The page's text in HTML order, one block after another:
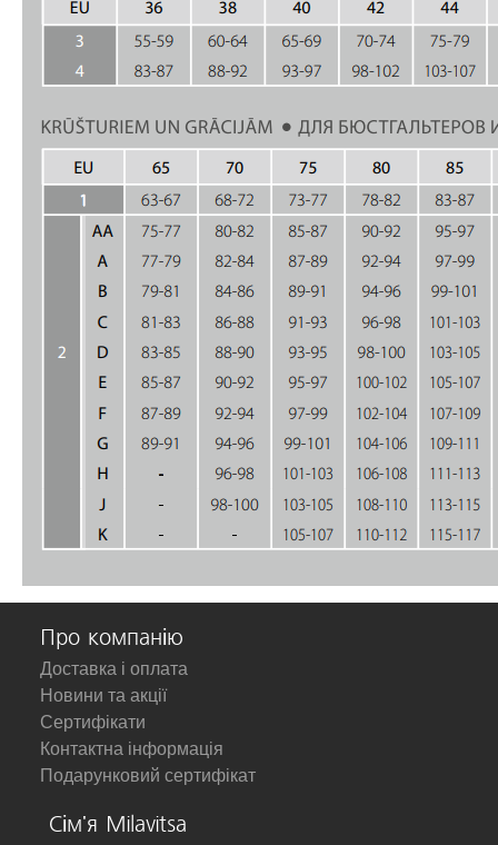
Про компанію
Доставка і оплата
Новини та акції
Сертифікати
Контактна інформація
Подарунковий сертифікат
Сім'я Milavitsa